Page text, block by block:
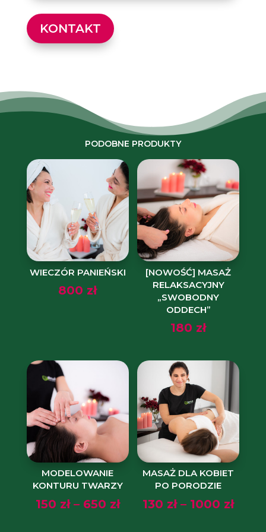
KONTAKT
PODOBNE PRODUKTY
WIECZÓR PANIEŃSKI
800 zł
[NOWOŚĆ] MASAŻ
RELAKSACYJNY
„SWOBODNY
ODDECH”
180 zł
MODELOWANIE
KONTURU TWARZY
150 zł – 650 złZakres
MASAŻ DLA KOBIET
PO PORODZIE
130 zł – 1000 zł